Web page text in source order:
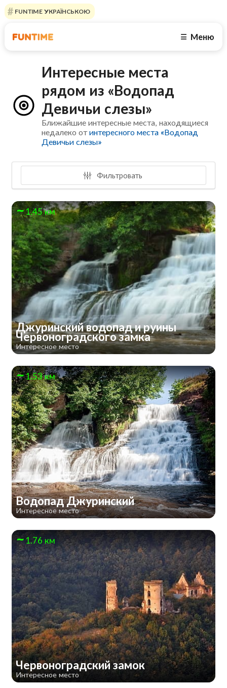
FUNTIME УКРАЇНСЬКОЮ
☰ Меню
Интересные места
рядом из «Водопад
Девичьи слезы»
Ближайшие интересные места, находящиеся
недалеко отинтересного места «Водопад
Девичьи слезы»
Фильтровать
1.45 км
Джуринский водопад и руины
Червоноградского замка
Интересное место
1.53 км
Водопад Джуринский
Интересное место
1.76 км
Червоноградский замок
Интересное место